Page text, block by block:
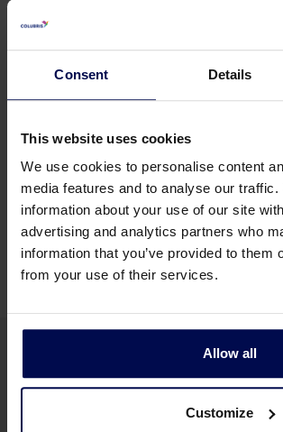
Consent Details
This website uses cookies
We use cookies to personalise content
media features and to analyse our
information about your use of our site
advertising and analytics partners who
information that you’ve provided to them
from your use of their services.
Allow all
Customize
Ik geef
verwerken
Voor meer
&